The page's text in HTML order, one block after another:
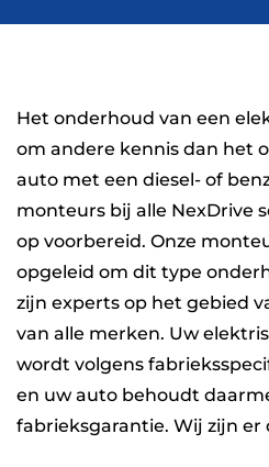
Het onderhoud van een
om andere kennis dan het
auto met een diesel- of
monteurs bij alle NexDrive
op voorbereid. Onze
opgeleid om dit type
zijn experts op het gebied
van alle merken. Uw
wordt volgens
en uw auto behoudt
fabrieksgarantie. Wij zijn er